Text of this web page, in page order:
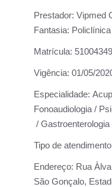
Prestador: Vipmed
Fantasia:
Matrícula:
Vigência: 01/05/
Especialidade:
Fonoaudiologia /
/
Tipo de
Endereço: Rua
São Gonçalo,